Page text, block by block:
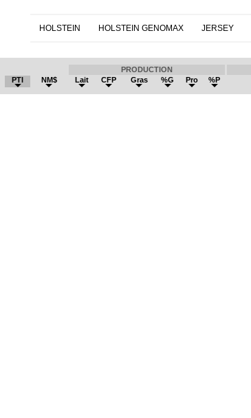
HOLSTEIN HOLSTEIN GENOMAX JERSEY
PRODUCTION
PTI NM$ Lait CFP Gras %G Pro %P